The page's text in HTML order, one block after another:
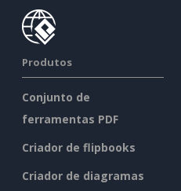
Produtos
Conjunto de
ferramentas PDF
Criador de flipbooks
Criador de diagramas